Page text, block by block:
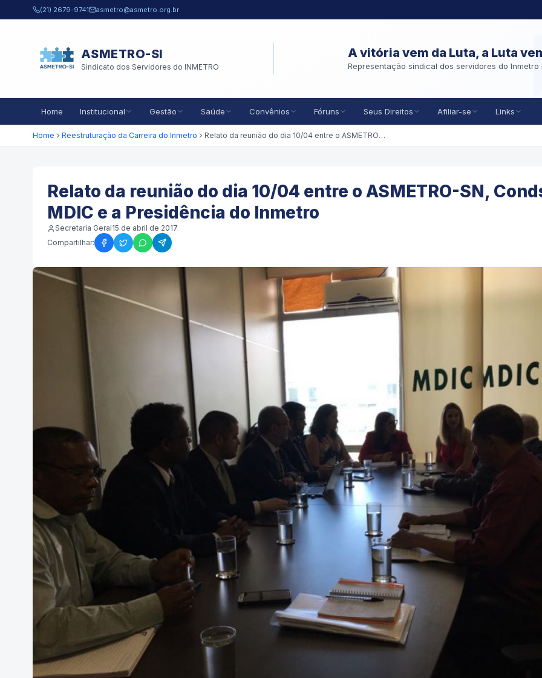
Pular para o conteúdo principal
(21) 2679-9741 asmetro@asmetro.org.br
ASMETRO-SI
Sindicato dos Servidores do INMETRO
A vitória vem da Luta, a Luta
Representação sindical dos servidores do Inmetro
Home Institucional Gestão Saúde Convênios Fóruns Seus Direitos Afiliar-se Links
Home Reestruturação da Carreira do Inmetro Relato da reunião do dia 10/04 entre o ASMETRO-SN, Condsef, MDIC e a Presidência do Inmetro
Relato da reunião do dia 10/04 entre o ASMETRO-SN,
MDIC e a Presidência do Inmetro
Secretaria Geral15 de abril de 2017
Compartilhar: